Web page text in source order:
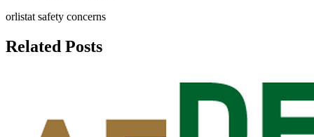
orlistat safety concerns
Related Posts